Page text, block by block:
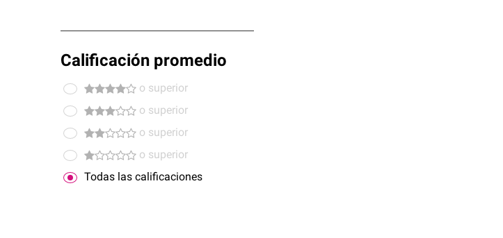
Calificación promedio
o superior
o superior
o superior
o superior
Todas las calificaciones